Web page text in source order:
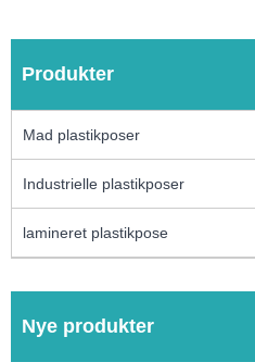
Produkter
Mad plastikposer
Industrielle plastikposer
lamineret plastikpose
Nye produkter